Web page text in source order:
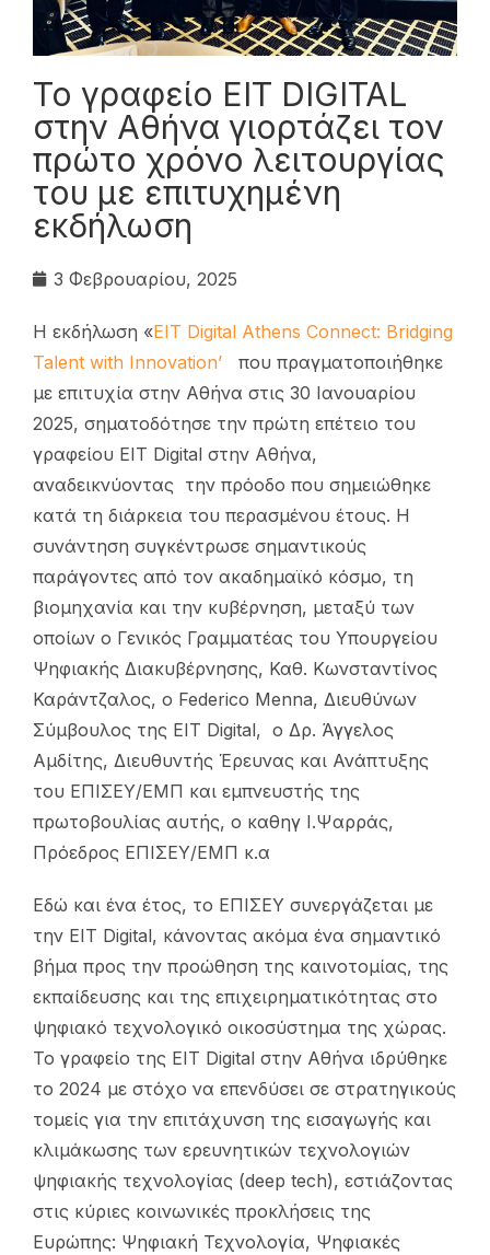
Το γραφείο ΕΙΤ DIGITAL
στην Αθήνα γιορτάζει τον
πρώτο χρόνο λειτουργίας
του με επιτυχημένη
εκδήλωση
3 Φεβρουαρίου, 2025
Η εκδήλωση «EIT Digital Athens Connect: Bridging
Talent with Innovation’ που πραγματοποιήθηκε
με επιτυχία στην Αθήνα στις 30 Ιανουαρίου
2025, σηματοδότησε την πρώτη επέτειο του
γραφείου EIT Digital στην Αθήνα,
αναδεικνύοντας την πρόοδο που σημειώθηκε
κατά τη διάρκεια του περασμένου έτους. Η
συνάντηση συγκέντρωσε σημαντικούς
παράγοντες από τον ακαδημαϊκό κόσμο, τη
βιομηχανία και την κυβέρνηση, μεταξύ των
οποίων ο Γενικός Γραμματέας του Υπουργείου
Ψηφιακής Διακυβέρνησης, Καθ. Κωνσταντίνος
Καράντζαλος, ο Federico Menna, Διευθύνων
Σύμβουλος της EIT Digital, ο Δρ. Άγγελος
Αμδίτης, Διευθυντής Έρευνας και Ανάπτυξης
του ΕΠΙΣΕΥ/ΕΜΠ και εμπνευστής της
πρωτοβουλίας αυτής, ο καθηγ Ι.Ψαρράς,
Πρόεδρος ΕΠΙΣΕΥ/ΕΜΠ κ.α
Eδώ και ένα έτος, το ΕΠΙΣΕΥ συνεργάζεται με
την EIT Digital, κάνοντας ακόμα ένα σημαντικό
βήμα προς την προώθηση της καινοτομίας, της
εκπαίδευσης και της επιχειρηματικότητας στο
ψηφιακό τεχνολογικό οικοσύστημα της χώρας.
Το γραφείο της EIT Digital στην Αθήνα ιδρύθηκε
το 2024 με στόχο να επενδύσει σε στρατηγικούς
τομείς για την επιτάχυνση της εισαγωγής και
κλιμάκωσης των ερευνητικών τεχνολογιών
ψηφιακής τεχνολογίας (deep tech), εστιάζοντας
στις κύριες κοινωνικές προκλήσεις της
Ευρώπης: Ψηφιακή Τεχνολογία, Ψηφιακές